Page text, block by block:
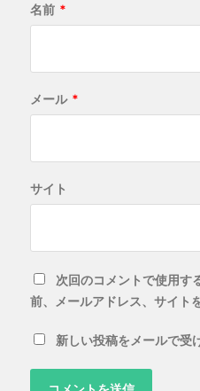
名前 *
メール *
サイト
次回のコメントで使用す
前、メールアドレス、サイト
新しい投稿をメールで受